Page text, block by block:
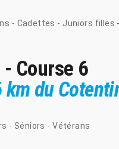
- Cadettes - Juniors filles
Course 6
km du
- Séniors - Vétérans